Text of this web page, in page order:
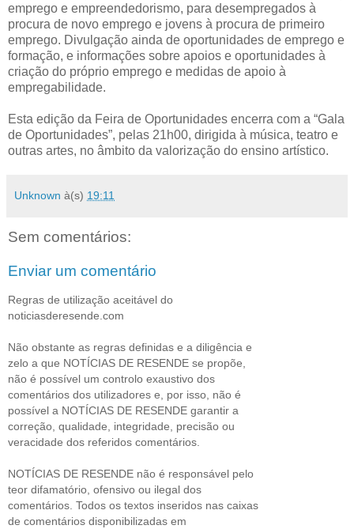
emprego e empreendedorismo, para desempregados à
procura de novo emprego e jovens à procura de primeiro
emprego. Divulgação ainda de oportunidades de emprego e
formação, e informações sobre apoios e oportunidades à
criação do próprio emprego e medidas de apoio à
empregabilidade.
Esta edição da Feira de Oportunidades encerra com a “Gala
de Oportunidades”, pelas 21h00, dirigida à música, teatro e
outras artes, no âmbito da valorização do ensino artístico.
Unknown à(s) 19:11
Sem comentários:
Enviar um comentário
Regras de utilização aceitável do
noticiasderesende.com
Não obstante as regras definidas e a diligência e
zelo a que NOTÍCIAS DE RESENDE se propõe,
não é possível um controlo exaustivo dos
comentários dos utilizadores e, por isso, não é
possível a NOTÍCIAS DE RESENDE garantir a
correção, qualidade, integridade, precisão ou
veracidade dos referidos comentários.
NOTÍCIAS DE RESENDE não é responsável pelo
teor difamatório, ofensivo ou ilegal dos
comentários. Todos os textos inseridos nas caixas
de comentários disponibilizadas em